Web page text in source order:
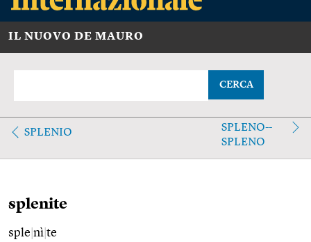
IL NUOVO DE MAURO
CERCA
SPLENIO
SPLENO--
SPLENO
splenite
sple nì te